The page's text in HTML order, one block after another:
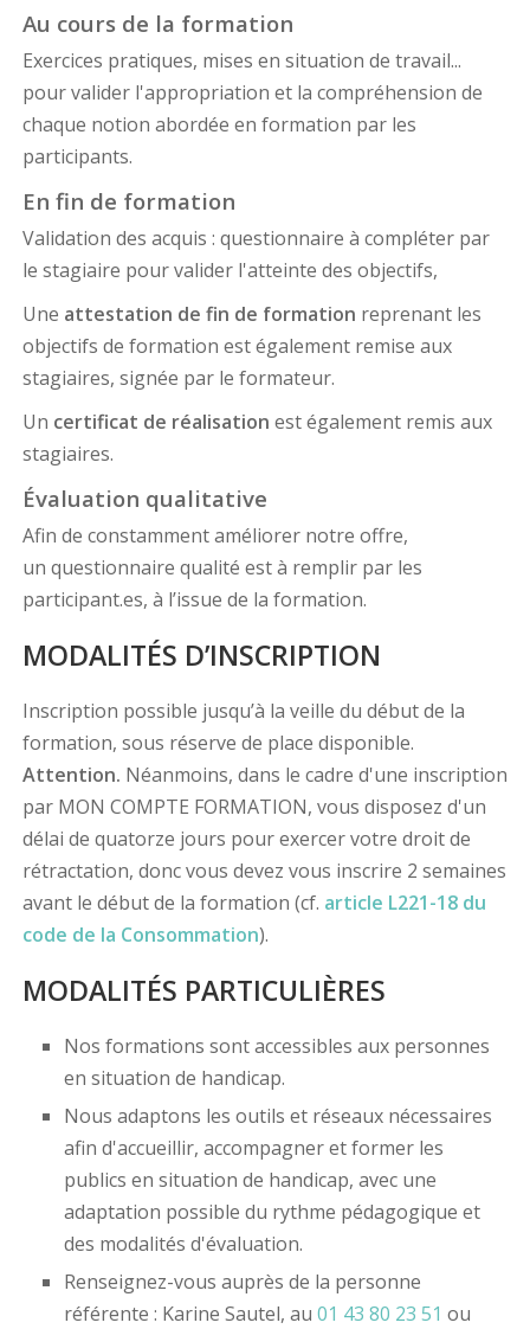
Au cours de la formation
Exercices pratiques, mises en situation de travail...
pour valider l'appropriation et la compréhension de
chaque notion abordée en formation par les
participants.
En fin de formation
Validation des acquis : questionnaire à compléter par
le stagiaire pour valider l'atteinte des objectifs,
Une attestation de fin de formation reprenant les
objectifs de formation est également remise aux
stagiaires, signée par le formateur.
Un certificat de réalisation est également remis aux
stagiaires.
Évaluation qualitative
Afin de constamment améliorer notre offre,
un questionnaire qualité est à remplir par les
participant.es, à l’issue de la formation.
MODALITÉS D’INSCRIPTION
Inscription possible jusqu’à la veille du début de la
formation, sous réserve de place disponible.
Attention. Néanmoins, dans le cadre d'une inscription
par MON COMPTE FORMATION, vous disposez d'un
délai de quatorze jours pour exercer votre droit de
rétractation, donc vous devez vous inscrire 2 semaines
avant le début de la formation (cf. article L221-18 du
code de la Consommation).
MODALITÉS PARTICULIÈRES
Nos formations sont accessibles aux personnes
en situation de handicap.
Nous adaptons les outils et réseaux nécessaires
afin d'accueillir, accompagner et former les
publics en situation de handicap, avec une
adaptation possible du rythme pédagogique et
des modalités d'évaluation.
Renseignez-vous auprès de la personne
référente : Karine Sautel, au 01 43 80 23 51 ou